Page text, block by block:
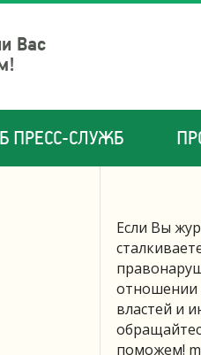
Вас
ПРЕСС-СЛУЖБ
Если Вы
отношении
властей и
поможем!